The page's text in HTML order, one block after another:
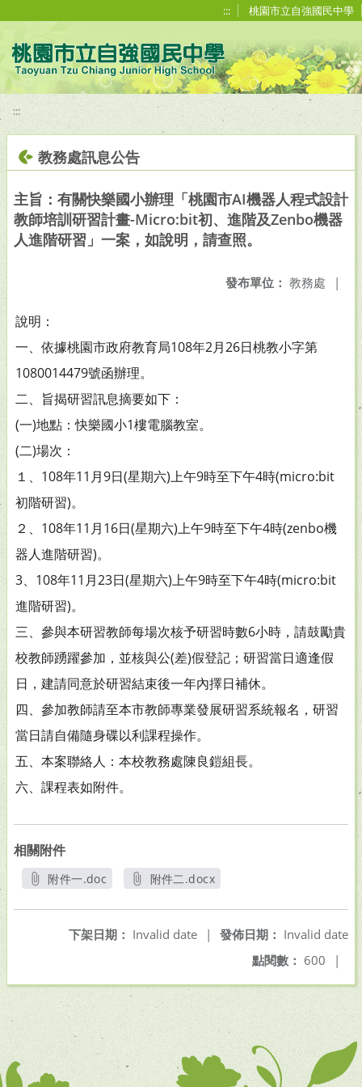
::: 桃園市立自強國民中學
:::
教務處訊息公告
主旨：有關快樂國小辦理「桃園市AI機器人程式設計
教師培訓研習計畫-Micro:bit初、進階及Zenbo機器
人進階研習」一案，如說明，請查照。
發布單位： 教務處 |
說明：
一、依據桃園市政府教育局108年2月26日桃教小字第
1080014479號函辦理。
二、旨揭研習訊息摘要如下：
(一)地點：快樂國小1樓電腦教室。
(二)場次：
１、108年11月9日(星期六)上午9時至下午4時(micro:bit
初階研習)。
２、108年11月16日(星期六)上午9時至下午4時(zenbo機
器人進階研習)。
3、108年11月23日(星期六)上午9時至下午4時(micro:bit
進階研習)。
三、參與本研習教師每場次核予研習時數6小時，請鼓勵貴
校教師踴躍參加，並核與公(差)假登記；研習當日適逢假
日，建請同意於研習結束後一年內擇日補休。
四、參加教師請至本市教師專業發展研習系統報名，研習
當日請自備隨身碟以利課程操作。
五、本案聯絡人：本校教務處陳良鎧組長。
六、課程表如附件。
相關附件
附件一.doc
附件二.docx
發佈日期： Invalid date
下架日期： Invalid date
|
點閱數： 600 |